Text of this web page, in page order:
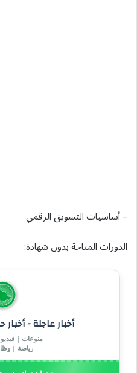
– أساسيات التسويق الرقمي
الدورات المتاحة بدون شهادة:
أخبار عاجلة -
منوعات |
رياضة |